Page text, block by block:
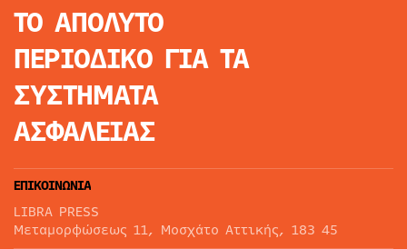
ΤΟ ΑΠΟΛΥΤΟ
ΠΕΡΙΟΔΙΚΟ ΓΙΑ ΤΑ
ΣΥΣΤΗΜΑΤΑ
ΑΣΦΑΛΕΙΑΣ
ΕΠΙΚΟΙΝΩΝΙΑ
LIBRA PRESS
Μεταμορφώσεως 11, Μοσχάτο Αττικής, 183 45